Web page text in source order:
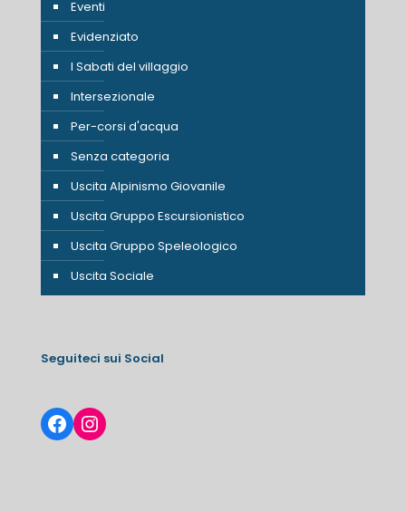
Eventi
Evidenziato
I Sabati del villaggio
Intersezionale
Per-corsi d'acqua
Senza categoria
Uscita Alpinismo Giovanile
Uscita Gruppo Escursionistico
Uscita Gruppo Speleologico
Uscita Sociale
Seguiteci sui Social
Facebook
Instagram